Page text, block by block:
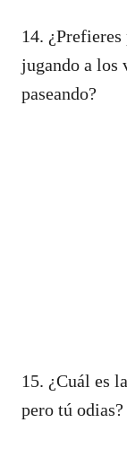
14.
jugando a los
paseando?
15. ¿Cuál es
pero tú odias?